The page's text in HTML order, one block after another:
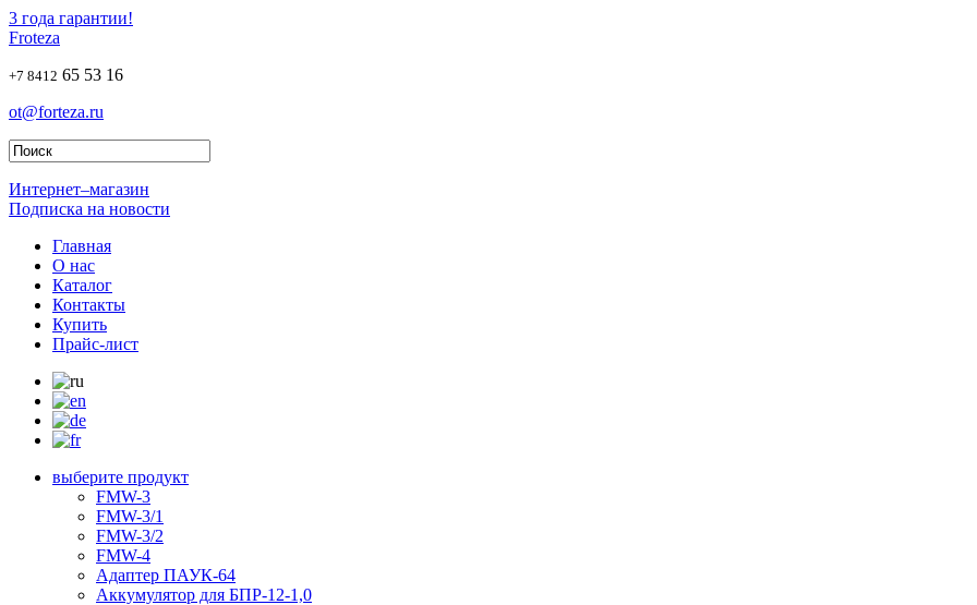
3 года гарантии!
Froteza
+7 8412 65 53 16
ot@forteza.ru
Интернет–магазин
Подписка на новости
Главная
О нас
Каталог
Контакты
Купить
Прайс-лист
выберите продукт
FMW-3
FMW-3/1
FMW-3/2
FMW-4
Адаптер ПАУК-64
Аккумулятор для БПР-12-1,0